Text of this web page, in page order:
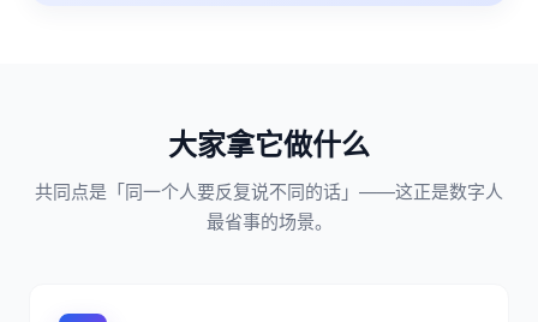
大家拿它做什么
共同点是「同一个人要反复说不同的话」——这正是数字人
最省事的场景。